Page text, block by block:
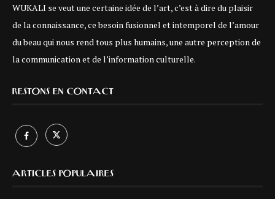
WUKALI se veut une certaine idée de l’art, c’est à dire du plaisir
de la connaissance, ce besoin fusionnel et intemporel de l’amour
du beau qui nous rend tous plus humains, une autre perception de
la communication et de l’information culturelle.
RESTONS EN CONTACT
ARTICLES POPULAIRES